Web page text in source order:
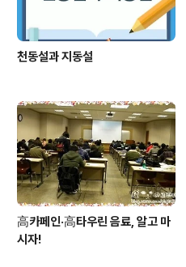
천동설과 지동설
高카페인·高타우린 음료, 알고 마
시자!